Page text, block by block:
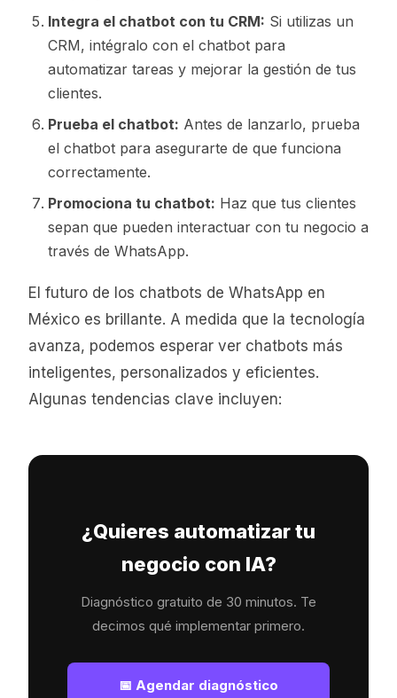
Integra el chatbot con tu CRM: Si utilizas un
CRM, intégralo con el chatbot para
automatizar tareas y mejorar la gestión de tus
clientes.
Prueba el chatbot: Antes de lanzarlo, prueba
el chatbot para asegurarte de que funciona
correctamente.
Promociona tu chatbot: Haz que tus clientes
sepan que pueden interactuar con tu negocio a
través de WhatsApp.
El futuro de los chatbots de WhatsApp en
México es brillante. A medida que la tecnología
avanza, podemos esperar ver chatbots más
inteligentes, personalizados y eficientes.
Algunas tendencias clave incluyen:
¿Quieres automatizar tu
negocio con IA?
Diagnóstico gratuito de 30 minutos. Te
decimos qué implementar primero.
📅 Agendar diagnóstico